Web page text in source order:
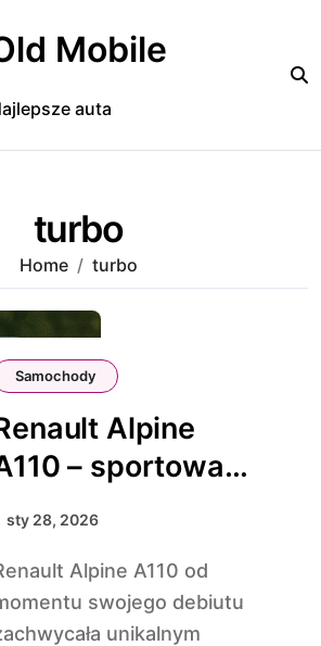
Mobile
auta
turbo
Home turbo
Samochody
Alpine
– sportowa
elegancja z
sty 28, 2026
od
swojego debiutu
unikalnym